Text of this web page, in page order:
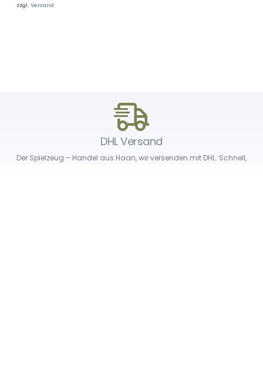
zzgl. Versand
DHL Versand
Der Spielzeug – Handel aus Haan, wir versenden mit DHL. Schnell,